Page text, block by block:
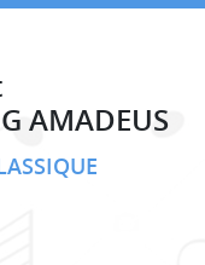
AMADEUS